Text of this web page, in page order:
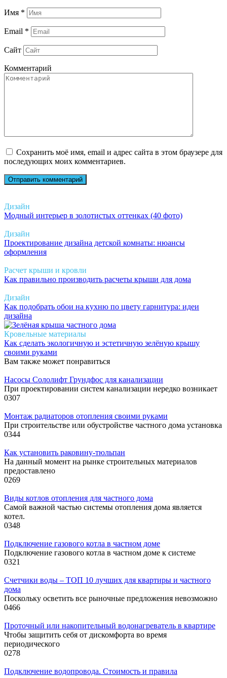
Имя *
Email *
Сайт
Комментарий
Сохранить моё имя, email и адрес сайта в этом браузере для
последующих моих комментариев.
Дизайн
Модный интерьер в золотистых оттенках (40 фото)
Дизайн
Проектирование дизайна детской комнаты: нюансы
оформления
Расчет крыши и кровли
Как правильно производить расчеты крыши для дома
Дизайн
Как подобрать обои на кухню по цвету гарнитура: идеи
дизайна
Кровельные материалы
Как сделать экологичную и эстетичную зелёную крышу
своими руками
Вам также может понравиться
Насосы Сололифт Грундфос для канализации
При проектировании систем канализации нередко возникает
0307
Монтаж радиаторов отопления своими руками
При строительстве или обустройстве частного дома установка
0344
Как установить раковину-тюльпан
На данный момент на рынке строительных материалов
предоставлено
0269
Виды котлов отопления для частного дома
Самой важной частью системы отопления дома является
котел.
0348
Подключение газового котла в частном доме
Подключение газового котла в частном доме к системе
0321
Счетчики воды – ТОП 10 лучших для квартиры и частного
дома
Поскольку осветить все рыночные предложения невозможно
0466
Проточный или накопительный водонагреватель в квартире
Чтобы защитить себя от дискомфорта во время
периодического
0278
Подключение водопровода. Стоимость и правила